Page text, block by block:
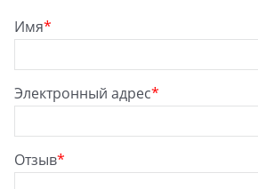
Имя
Электронный адрес
Отзыв